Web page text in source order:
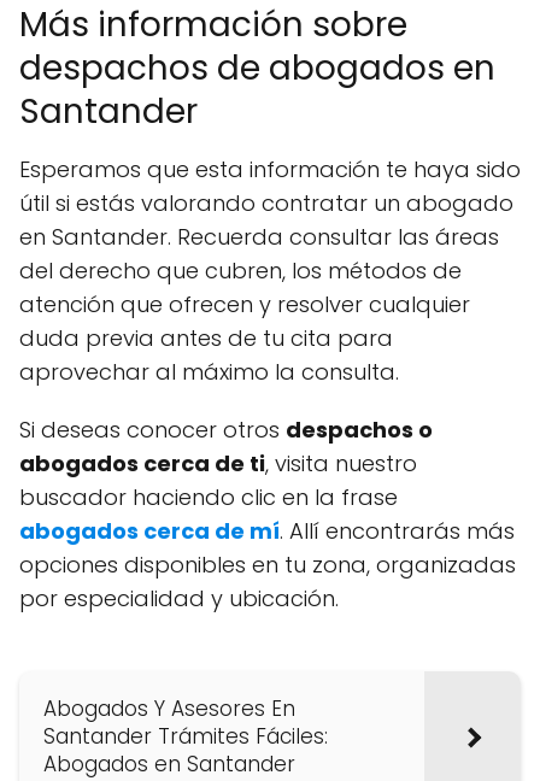
Más información sobre
despachos de abogados en
Santander
Esperamos que esta información te haya sido
útil si estás valorando contratar un abogado
en Santander. Recuerda consultar las áreas
del derecho que cubren, los métodos de
atención que ofrecen y resolver cualquier
duda previa antes de tu cita para
aprovechar al máximo la consulta.
Si deseas conocer otros despachos o
abogados cerca de ti, visita nuestro
buscador haciendo clic en la frase
abogados cerca de mí. Allí encontrarás más
opciones disponibles en tu zona, organizadas
por especialidad y ubicación.
Abogados Y Asesores En
Santander Trámites Fáciles:
Abogados en Santander